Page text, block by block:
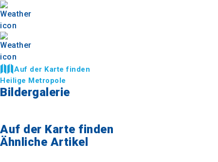
Auf der Karte finden
Heilige Metropole
Bildergalerie
Auf der Karte finden
Ähnliche Artikel